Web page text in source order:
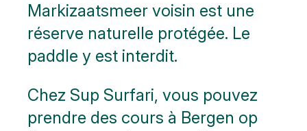
Markizaatsmeer voisin est une
réserve naturelle protégée. Le
paddle y est interdit.
Chez Sup Surfari, vous pouvez
prendre des cours à Bergen op